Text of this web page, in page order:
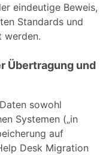
eindeutige Beweis,
Standards und
werden.
Übertragung und
sowohl
Systemen („in
auf
Desk Migration